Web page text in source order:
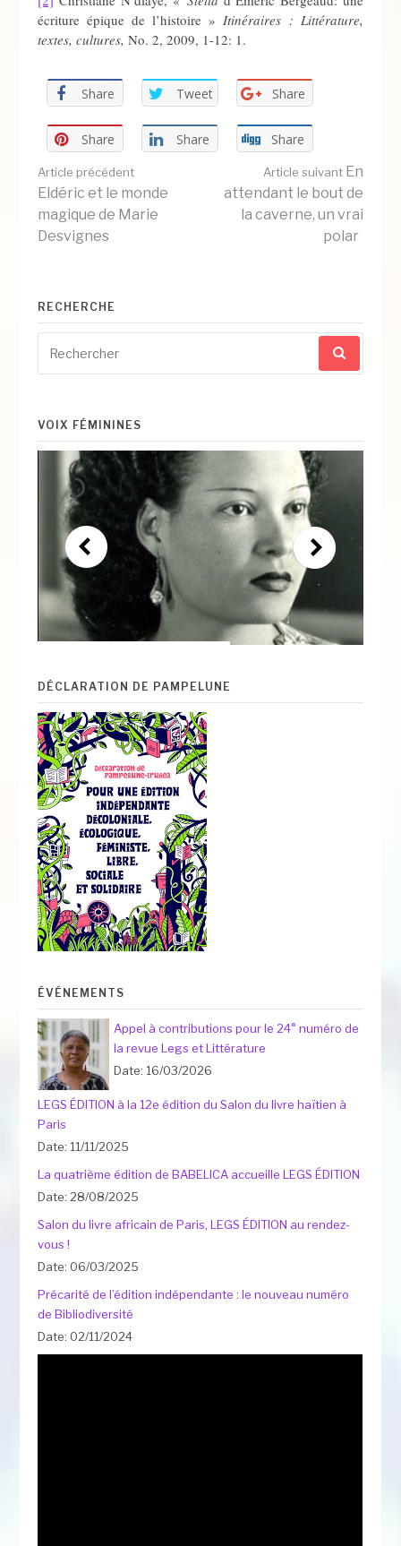
écriture épique de l’histoire »Itinéraires : Littérature,
textes, cultures,No. 2, 2009, 1-12: 1.
Share Tweet Share
Share Share Share
Lire
la
suite
Article précédent
Eldéric et le monde
magique de Marie
Desvignes
Article suivantEn
attendant le bout de
la caverne, un vrai
polar
RECHERCHE
pour
:
VOIX FÉMININES
DÉCLARATION DE PAMPELUNE
ÉVÉNEMENTS
Appel à contributions pour le 24° numéro de
la revue Legs et Littérature
Date: 16/03/2026
LEGS ÉDITION à la 12e édition du Salon du livre haïtien à
Paris
Date: 11/11/2025
La quatrième édition de BABELICA accueille LEGS ÉDITION
Date: 28/08/2025
Salon du livre africain de Paris, LEGS ÉDITION au rendez-
vous !
Date: 06/03/2025
Précarité de l’édition indépendante : le nouveau numéro
de Bibliodiversité
Date: 02/11/2024